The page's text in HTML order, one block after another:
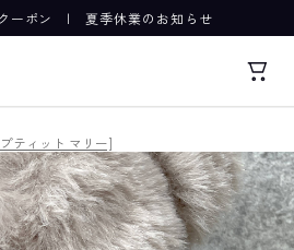
ーポン |夏季休業のお知らせ
ティット マリー]